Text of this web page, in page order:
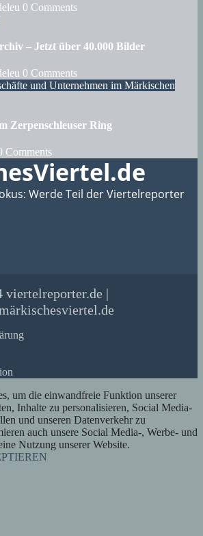
0 Comments
– Jetzt über 40.000 Bilder
0 Comments
und Unternehmen im Märkischen
Zerpenschleuser Ring
Comments
Werde Teil der Viertelreporter
|
um die einwandfreie Funktion unserer
Inhalte zu personalisieren, Social Media-
und unseren Datenverkehr zu
auch unsere Social Media-, Werbe- und
Nutzung unserer Website.